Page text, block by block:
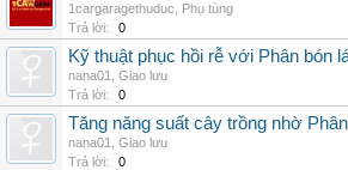
1cargaragethuduc
Phụ tùng
Trả lời:
0
Kỹ thuật phục hồi rễ với Phân bón
nana01
Giao lưu
Trả lời:
0
Tăng năng suất cây trồng nhờ
nana01
Giao lưu
Trả lời:
0